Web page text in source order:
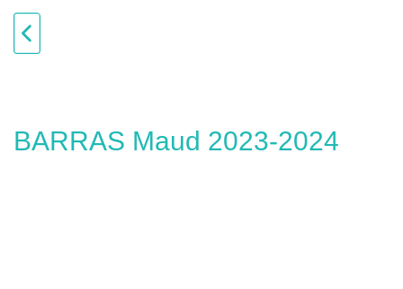
BARRAS Maud 2023-2024